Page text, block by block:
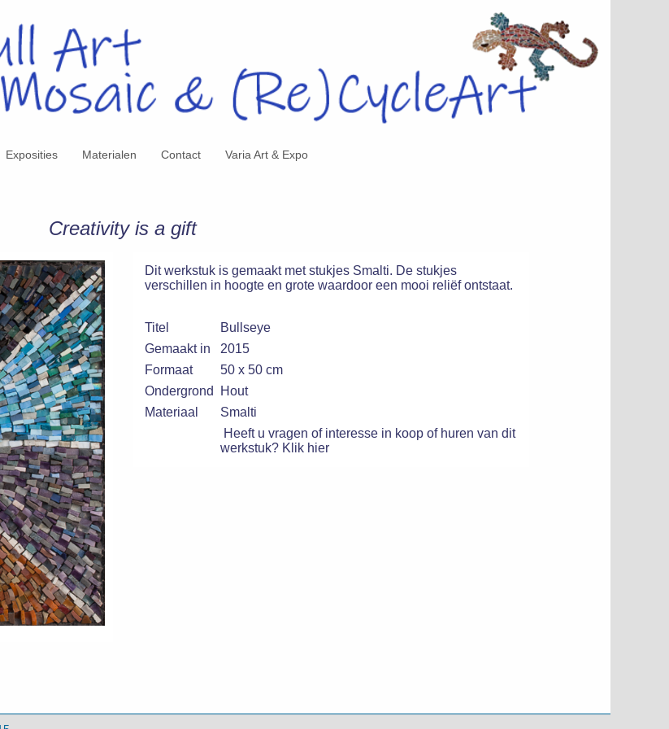
Exposities Materialen Contact Varia Art & Expo
Creativity is a gift
Dit werkstuk is gemaakt met stukjes Smalti. De stukjes
verschillen in hoogte en grote waardoor een mooi reliëf ontstaat.
Titel
Bullseye
Gemaakt in
2015
Formaat
50 x 50 cm
Ondergrond
Hout
Materiaal
Smalti
Heeft u vragen of interesse in koop of huren van dit
werkstuk? Klik hier